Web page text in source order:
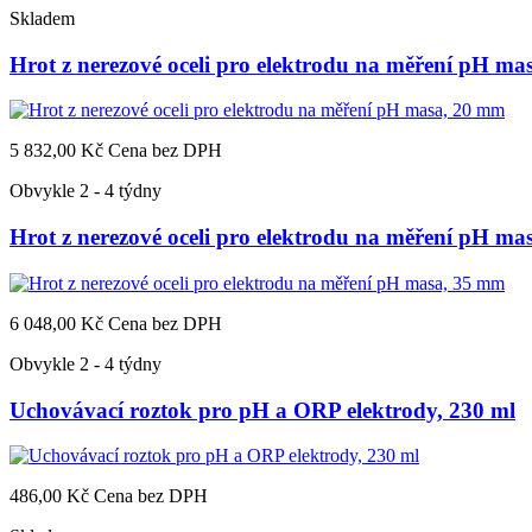
Skladem
Hrot z nerezové oceli pro elektrodu na měření pH
5 832,00 Kč Cena bez DPH
Obvykle 2 - 4 týdny
Hrot z nerezové oceli pro elektrodu na měření pH
6 048,00 Kč Cena bez DPH
Obvykle 2 - 4 týdny
Uchovávací roztok pro pH a ORP elektrody, 230 ml
486,00 Kč Cena bez DPH